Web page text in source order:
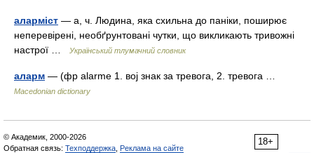
аларміст — а, ч. Людина, яка схильна до паніки, поширює
неперевірені, необґрунтовані чутки, що викликають тривожні
настрої …
Український тлумачний словник
аларм — (фр alarme 1. вој знак за тревога, 2. тревога …
Macedonian dictionary
18+
© Академик, 2000-2026
Обратная связь: Техподдержка Реклама на сайте